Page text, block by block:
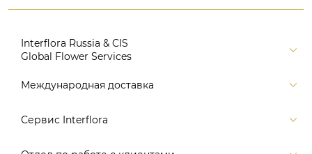
Interflora Russia & CIS
Global Flower Services
Версия для печати
Поиск
Международная доставка
Россия
Сервис Interflora